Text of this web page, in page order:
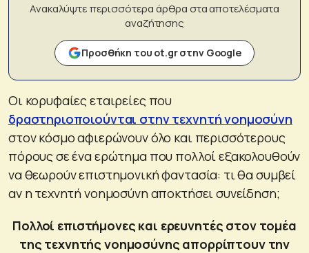
Ανακαλύψτε περισσότερα άρθρα στα αποτελέσματα
αναζήτησης
Προσθήκη του ot.gr στην Google
Οι κορυφαίες εταιρείες που
δραστηριοποιούνται στην τεχνητή νοημοσύνη
στον κόσμο αφιερώνουν όλο και περισσότερους
πόρους σε ένα ερώτημα που πολλοί εξακολουθούν
να θεωρούν επιστημονική φαντασία: τι θα συμβεί
αν η τεχνητή νοημοσύνη αποκτήσει συνείδηση;
Πολλοί επιστήμονες και ερευνητές στον τομέα
της τεχνητής νοημοσύνης απορρίπτουν την